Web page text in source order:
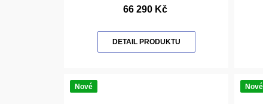
66 290 Kč
DETAIL PRODUKTU
Nové Nové